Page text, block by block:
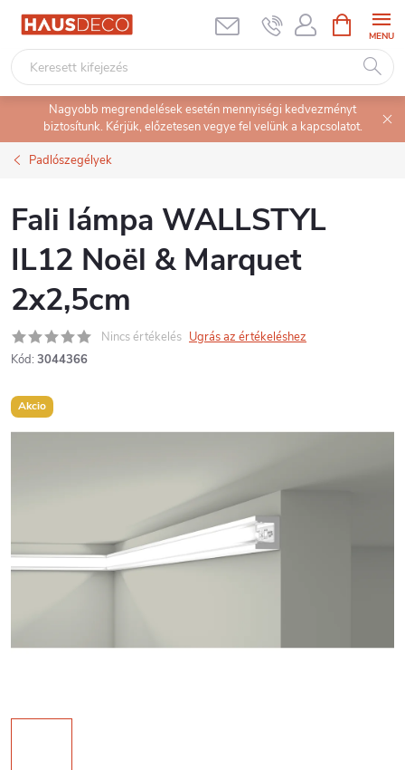
Ugrás
tartalomhoz
KOSÁR
Nagyobb megrendelések esetén mennyiségi kedvezményt
biztosítunk. Kérjük, előzetesen vegye fel velünk a kapcsolatot.
Padlószegélyek
Fali lámpa WALLSTYL
IL12 Noël & Marquet
2x2,5cm
Nincs értékelés Ugrás az értékeléshez
Kód: 3044366
Akcio